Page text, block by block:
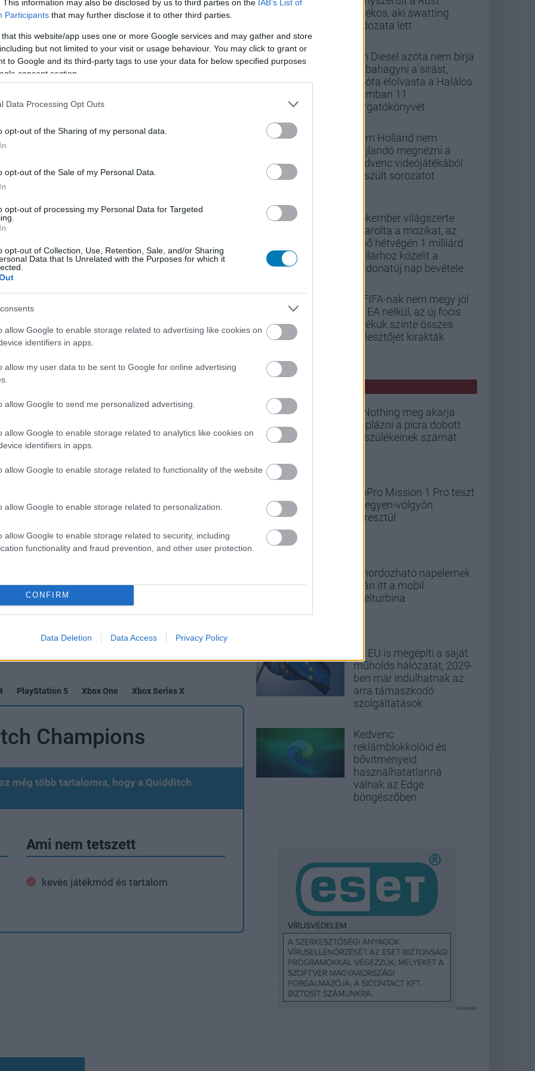
This information may also be disclosed by us to third parties on the IAB’s List of
Participants that may further disclose it to other third parties.
that this website/app uses one or more Google services and may gather and store
but not limited to your visit or usage behaviour. You may click to grant or
to Google and its third-party tags to use your data for below specified purposes
consent section.
Data Processing Opt Outs
opt-out of the Sharing of my personal data.
opt-out of the Sale of my Personal Data.
opt-out of processing my Personal Data for Targeted
opt-out of Collection, Use, Retention, Sale, and/or Sharing
Data that Is Unrelated with the Purposes for which it
allow Google to enable storage related to advertising like cookies on
identifiers in apps.
allow my user data to be sent to Google for online advertising
allow Google to send me personalized advertising.
allow Google to enable storage related to analytics like cookies on
identifiers in apps.
allow Google to enable storage related to functionality of the website
allow Google to enable storage related to personalization.
allow Google to enable storage related to security, including
functionality and fraud prevention, and other user protection.
CONFIRM
Data Deletion Data Access Privacy Policy
hogy a Hogwarts Legacy 2 esetleg online
döntéshozóinak figyelembe venni, hogy milyen
a live service modellel. A Suicide Squad: Kill the
most pedig a Harry Potter: Quidditch
remélni tudjuk, hogy amikor ezek mellé teszik a
Hogwarts Legacyt, akkor észreveszik a
a közönség.
képben maradj a játék- és filmvilág, a geek
hangulata – Jön a második forduló! (X)
PlayStation 5 Xbox One Xbox Series X
Champions
még több tartalomra, hogy a Quidditch
Ami nem tetszett
kevés játékmód és tartalom
játékos, aki swatting
áldozata lett
Vin Diesel azóta nem bírja
abbahagyni a sírást,
mióta elolvasta a Halálos
iramban 11
forgatókönyvét
Tom Holland nem
hajlandó megnézni a
kedvenc videójátékából
készült sorozatot
Pókember világszerte
letarolta a mozikat, az
első hétvégén 1 milliárd
dollárhoz közelít a
Vadonatúj nap bevétele
A FIFA-nak nem megy jól
az EA nélkül, az új focis
játékuk szinte összes
fejlesztőjét kirakták
A Nothing meg akarja
duplázni a picra dobott
készülékeinek számát
GoPro Mission 1 Pro teszt
- hegyen-völgyön
keresztül
A hordozható napelemek
után itt a mobil
szélturbina
Az EU is megépíti a saját
műholds hálózatát, 2029-
ben már indulhatnak az
arra támaszkodó
szolgáltatások
Kedvenc
reklámblokkolóid és
bővítményeid
használhatatlanná
válnak az Edge
böngészőben
Hirdetés